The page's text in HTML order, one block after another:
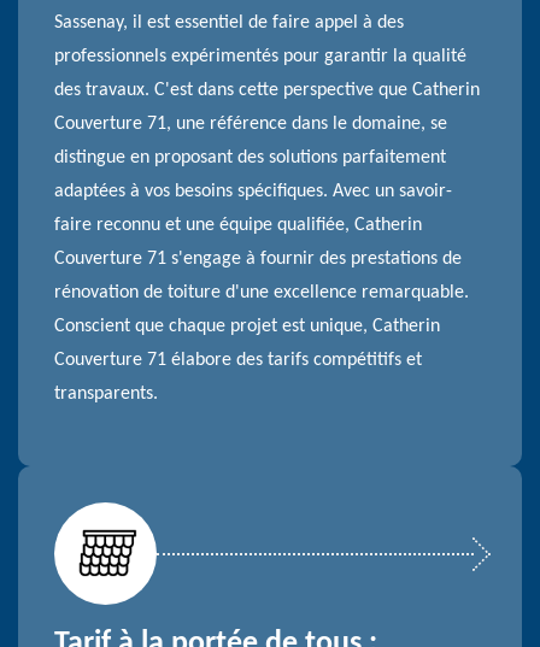
Sassenay, il est essentiel de faire appel à des
professionnels expérimentés pour garantir la qualité
des travaux. C'est dans cette perspective que Catherin
Couverture 71, une référence dans le domaine, se
distingue en proposant des solutions parfaitement
adaptées à vos besoins spécifiques. Avec un savoir-
faire reconnu et une équipe qualifiée, Catherin
Couverture 71 s'engage à fournir des prestations de
rénovation de toiture d'une excellence remarquable.
Conscient que chaque projet est unique, Catherin
Couverture 71 élabore des tarifs compétitifs et
transparents.